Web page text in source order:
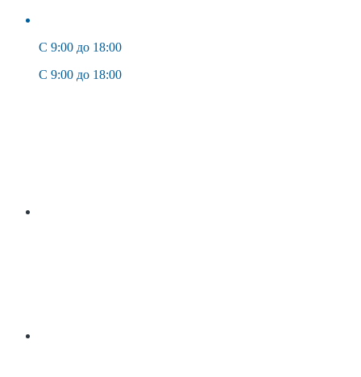
C 9:00 до 18:00
C 9:00 до 18:00